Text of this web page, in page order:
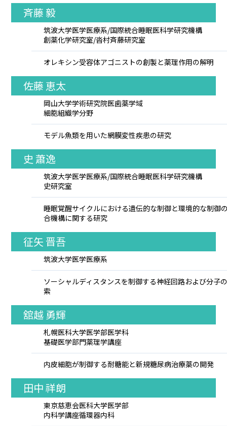
斉藤 毅
筑波大学医学医療系/国際統合睡眠医科学研究機構
創薬化学研究室/沓村斉藤研究室
オレキシン受容体アゴニストの創製と薬理作用の解明
佐藤 恵太
岡山大学学術研究院医歯薬学域
細胞組織学分野
モデル魚類を用いた網膜変性疾患の研究
史 蕭逸
筑波大学医学医療系/国際統合睡眠医科学研究機構
史研究室
睡眠覚醒サイクルにおける遺伝的な制御と環境的な制御
合機構に関する研究
征矢 晋吾
筑波大学医学医療系
ソーシャルディスタンスを制御する神経回路および分子
索
舘越 勇輝
札幌医科大学医学部医学科
基礎医学部門薬理学講座
内皮細胞が制御する耐糖能と新規糖尿病治療薬の開発
田中 祥朗
東京慈恵会医科大学医学部
内科学講座循環器内科